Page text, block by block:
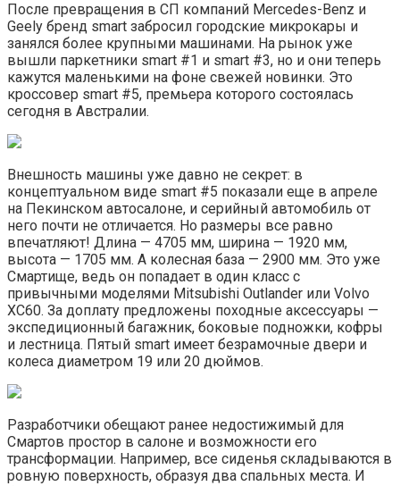
После превращения в СП компаний Mercedes-Benz и
Geely бренд smart забросил городские микрокары и
занялся более крупными машинами. На рынок уже
вышли паркетники smart #1 и smart #3, но и они теперь
кажутся маленькими на фоне свежей новинки. Это
кроссовер smart #5, премьера которого состоялась
сегодня в Австралии.
Внешность машины уже давно не секрет: в
концептуальном виде smart #5 показали еще в апреле
на Пекинском автосалоне, и серийный автомобиль от
него почти не отличается. Но размеры все равно
впечатляют! Длина — 4705 мм, ширина — 1920 мм,
высота — 1705 мм. А колесная база — 2900 мм. Это уже
Смартище, ведь он попадает в один класс с
привычными моделями Mitsubishi Outlander или Volvo
XC60. За доплату предложены походные аксессуары —
экспедиционный багажник, боковые подножки, кофры
и лестница. Пятый smart имеет безрамочные двери и
колеса диаметром 19 или 20 дюймов.
Разработчики обещают ранее недостижимый для
Смартов простор в салоне и возможности его
трансформации. Например, все сиденья складываются в
ровную поверхность, образуя два спальных места. И